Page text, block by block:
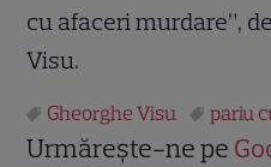
cu afaceri murdare”,
Visu.
Gheorghe Visu pariu
Urmărește-ne pe